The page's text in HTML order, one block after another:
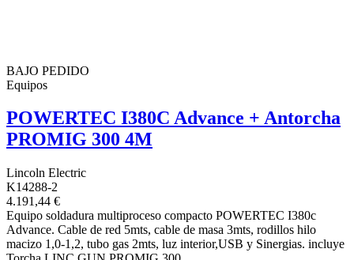
BAJO PEDIDO
Equipos
POWERTEC I380C Advance + Antorcha
PROMIG 300 4M
Lincoln Electric
K14288-2
4.191,44 €
Equipo soldadura multiproceso compacto POWERTEC I380c
Advance. Cable de red 5mts, cable de masa 3mts, rodillos hilo
macizo 1,0-1,2, tubo gas 2mts, luz interior,USB y Sinergias. incluye